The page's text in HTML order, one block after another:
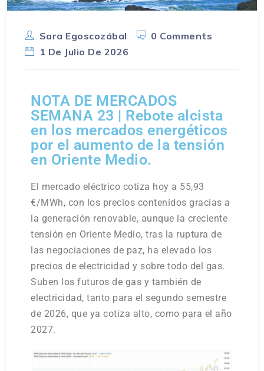
Sara Egoscozábal
0 Comments
1 De Julio De 2026
NOTA DE MERCADOS
SEMANA 23 | Rebote alcista
en los mercados energéticos
por el aumento de la tensión
en Oriente Medio.
El mercado eléctrico cotiza hoy a 55,93
€/MWh, con los precios contenidos gracias a
la generación renovable, aunque la creciente
tensión en Oriente Medio, tras la ruptura de
las negociaciones de paz, ha elevado los
precios de electricidad y sobre todo del gas.
Suben los futuros de gas y también de
electricidad, tanto para el segundo semestre
de 2026, que ya cotiza alto, como para el año
2027.